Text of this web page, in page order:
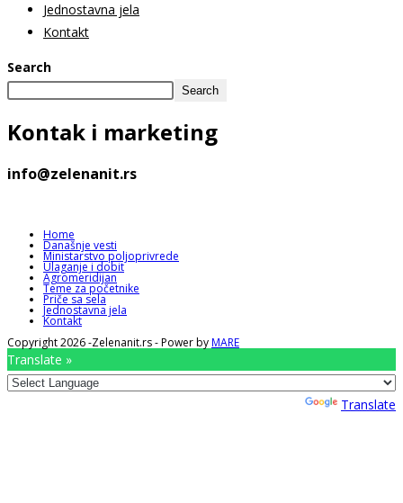
Jednostavna jela
Kontakt
Search
Search
Kontak i marketing
info@zelenanit.rs
Home
Današnje vesti
Ministarstvo poljoprivrede
Ulaganje i dobit
Agromeridijan
Teme za početnike
Priče sa sela
Jednostavna jela
Kontakt
Copyright 2026 -Zelenanit.rs - Power byMARE
Translate »
Translate